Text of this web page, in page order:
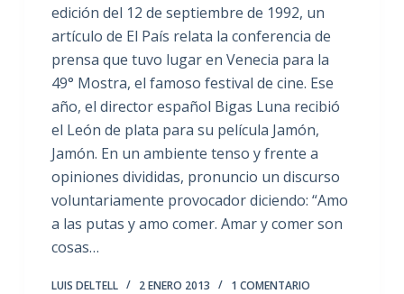
edición del 12 de septiembre de 1992, un
artículo de El País relata la conferencia de
prensa que tuvo lugar en Venecia para la
49° Mostra, el famoso festival de cine. Ese
año, el director español Bigas Luna recibió
el León de plata para su película Jamón,
Jamón. En un ambiente tenso y frente a
opiniones divididas, pronuncio un discurso
voluntariamente provocador diciendo: “Amo
a las putas y amo comer. Amar y comer son
cosas…
LUIS DELTELL 2 ENERO 2013 1 COMENTARIO